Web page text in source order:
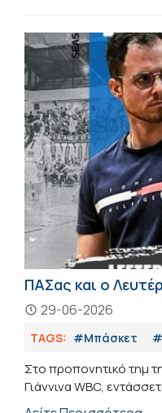
ΠΑΣας και ο
29-06-2026
TAGS: #Μπάσκετ
Στο προπονητικό τημ
Γιάννινα WBC,